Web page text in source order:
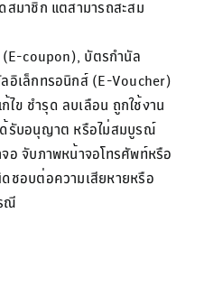
สมาชิก แต่สามารถสะสม
coupon), บัตรกำนัล
อิเล็กทรอนิกส์ (E-Voucher)
ไข ชำรุด ลบเลือน ถูกใช้งาน
ด้รับอนุญาต หรือไม่สมบูรณ์
อ จับภาพหน้าจอโทรศัพท์หรือ
ชอบต่อความเสียหายหรือ
ณี